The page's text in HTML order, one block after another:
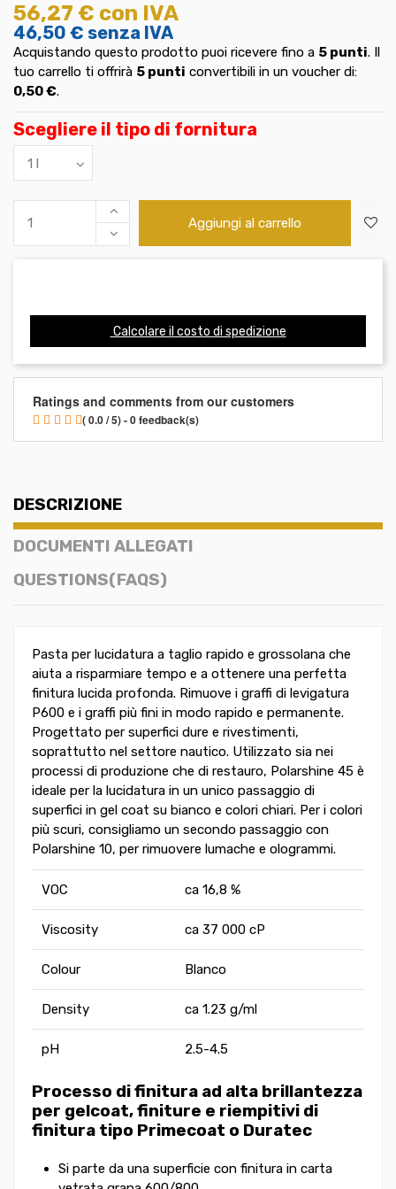
56,27 € con IVA
46,50 € senza IVA
Acquistando questo prodotto puoi ricevere fino a 5 punti. Il
tuo carrello ti offrirà 5 punti convertibili in un voucher di:
0,50 €.
Scegliere il tipo di fornitura
Aggiungi al carrello
Calcolare il costo di spedizione
Ratings and comments from our customers
( 0.0 / 5) - 0 feedback(s)
DESCRIZIONE
DOCUMENTI ALLEGATI
QUESTIONS(FAQS)
Pasta per lucidatura a taglio rapido e grossolana che
aiuta a risparmiare tempo e a ottenere una perfetta
finitura lucida profonda. Rimuove i graffi di levigatura
P600 e i graffi più fini in modo rapido e permanente.
Progettato per superfici dure e rivestimenti,
soprattutto nel settore nautico. Utilizzato sia nei
processi di produzione che di restauro, Polarshine 45 è
ideale per la lucidatura in un unico passaggio di
superfici in gel coat su bianco e colori chiari. Per i colori
più scuri, consigliamo un secondo passaggio con
Polarshine 10, per rimuovere lumache e ologrammi.
VOC ca 16,8 %
Viscosity ca 37 000 cP
Colour Blanco
Density ca 1.23 g/ml
pH 2.5-4.5
Processo di finitura ad alta brillantezza
per gelcoat, finiture e riempitivi di
finitura tipo Primecoat o Duratec
Si parte da una superficie con finitura in carta